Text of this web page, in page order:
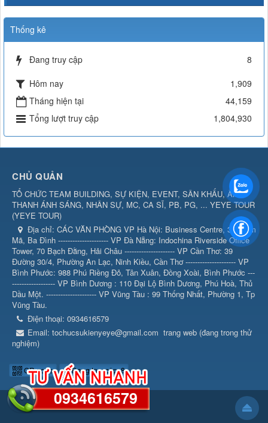
Thống kê
Đang truy cập
8
Hôm nay
1,909
Tháng hiện tại
44,159
Tổng lượt truy cập
1,804,930
CHỦ QUẢN
TỔ CHỨC TEAM BUILDING, SỰ KIỆN, EVENT, SÂN KHẤU, ÂM
THANH ÁNH SÁNG, NHÂN SỰ, MC, CA SĨ, PB, PG, ... YEYE TOUR
(YEYE TOUR)
Địa chỉ: CÁC VĂN PHÒNG VP Hà Nội: Business Centre, 360 Kim
Mã, Ba Đình --------------------- VP Đà Nẵng: Indochina Riverside Office
Tower, 70 Bạch Đằng, Hải Châu --------------------- VP Cần Thơ: 39
Đường 30/4, Phường An Lạc, Ninh Kiều, Cần Thơ --------------------- VP
Bình Phước: 988 Phú Riềng Đỏ, Tân Xuân, Đồng Xoài, Bình Phước ---
------------------ VP Bình Dương : 110 Đại Lộ Bình Dương, Phú Hoà, Thủ
Dầu Một. --------------------- VP Vũng Tàu : 99 Thống Nhất, Phường 1, Tp
Vũng Tàu.
Điện thoại: 0934616579
Email: tochucsukienyeye@gmail.com trang web (đang trong thử
nghiệm)
QR-code Đang truy cập: 8
0934616579